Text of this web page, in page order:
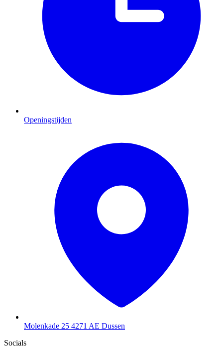
Openingstijden
Molenkade 25 4271 AE Dussen
Socials